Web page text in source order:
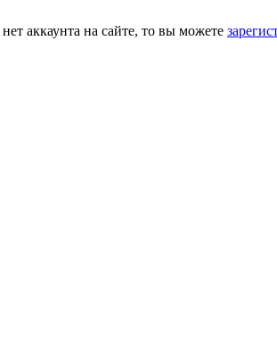
аккаунта на сайте, то вы можете